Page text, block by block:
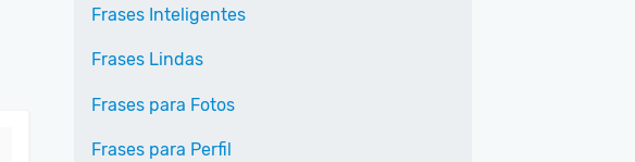
Frases Inteligentes
Frases Lindas
Frases para Fotos
Frases para Perfil